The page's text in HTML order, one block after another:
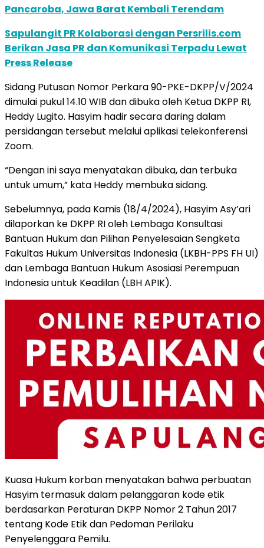
Pancaroba, Jawa Barat Kembali Terendam
Sapulangit PR Kolaborasi dengan Persrilis.com
Berikan Jasa PR dan Komunikasi Terpadu Lewat
Press Release
Sidang Putusan Nomor Perkara 90-PKE-DKPP/V/2024
dimulai pukul 14.10 WIB dan dibuka oleh Ketua DKPP RI,
Heddy Lugito. Hasyim hadir secara daring dalam
persidangan tersebut melalui aplikasi telekonferensi
Zoom.
“Dengan ini saya menyatakan dibuka, dan terbuka
untuk umum,” kata Heddy membuka sidang.
Sebelumnya, pada Kamis (18/4/2024), Hasyim Asy’ari
dilaporkan ke DKPP RI oleh Lembaga Konsultasi
Bantuan Hukum dan Pilihan Penyelesaian Sengketa
Fakultas Hukum Universitas Indonesia (LKBH-PPS FH UI)
dan Lembaga Bantuan Hukum Asosiasi Perempuan
Indonesia untuk Keadilan (LBH APIK).
Kuasa Hukum korban menyatakan bahwa perbuatan
Hasyim termasuk dalam pelanggaran kode etik
berdasarkan Peraturan DKPP Nomor 2 Tahun 2017
tentang Kode Etik dan Pedoman Perilaku
Penyelenggara Pemilu.